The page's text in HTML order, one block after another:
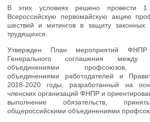
В этих условиях решено провести
Всероссийскую первомайскую акцию
шествий и митингов в защиту законных
трудящихся.
Утвержден План мероприятий
Генерального соглашения между
объединениями профсоюзов,
объединениями работодателей и
2018-2020 годы, разработанный на
членских организаций ФНПР и
выполнение обязательств,
общероссийскими объединениями